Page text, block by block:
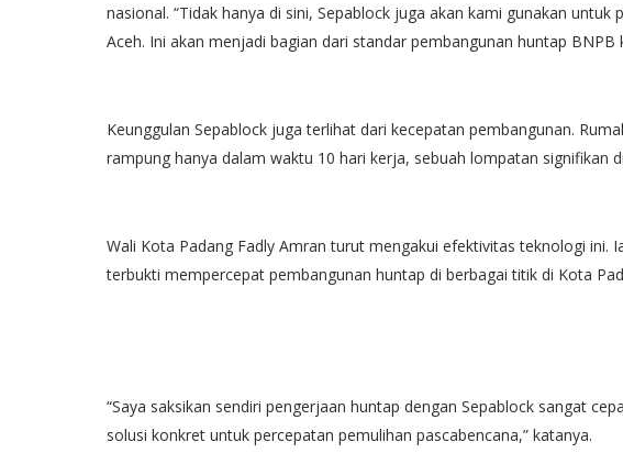
nasional. “Tidak hanya di sini, Sepablock juga akan kami gunakan
Aceh. Ini akan menjadi bagian dari standar pembangunan huntap BNPB
Keunggulan Sepablock juga terlihat dari kecepatan pembangunan.
rampung hanya dalam waktu 10 hari kerja, sebuah lompatan signifikan
Wali Kota Padang Fadly Amran turut mengakui efektivitas teknologi ini.
terbukti mempercepat pembangunan huntap di berbagai titik di Kota
“Saya saksikan sendiri pengerjaan huntap dengan Sepablock sangat
solusi konkret untuk percepatan pemulihan pascabencana,” katanya.